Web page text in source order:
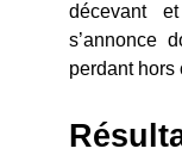
décevant
s’annonce
perdant hors